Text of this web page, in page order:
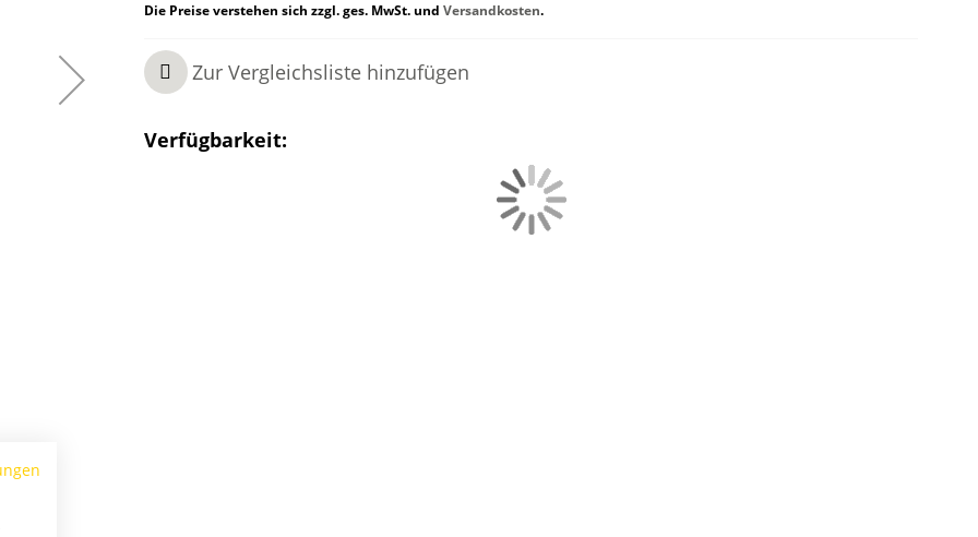
Die Preise verstehen sich zzgl. ges. MwSt. und Versandkosten.
Zur Vergleichsliste hinzufügen
Verfügbarkeit: